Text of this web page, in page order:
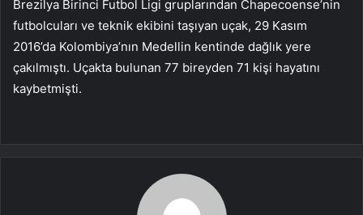
Brezilya Birinci Futbol Ligi gruplarından Chapecoense’nin
futbolcuları ve teknik ekibini taşıyan uçak, 29 Kasım
2016’da Kolombiya’nın Medellin kentinde dağlık yere
çakılmıştı. Uçakta bulunan 77 bireyden 71 kişi hayatını
kaybetmişti.